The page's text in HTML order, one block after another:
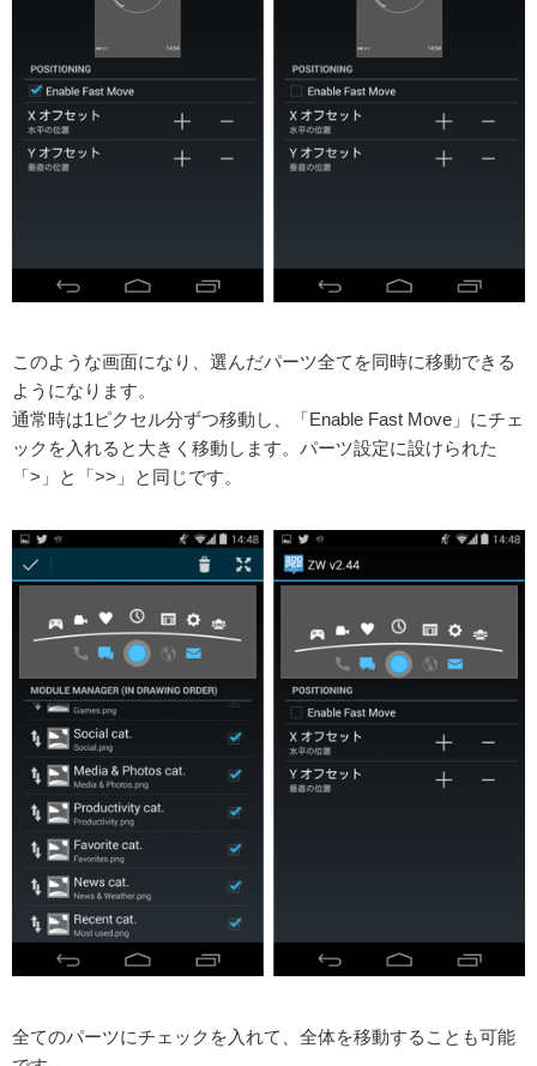
このような画面になり、選んだパーツ全てを同時に移動できる
ようになります。
通常時は1ピクセル分ずつ移動し、「Enable Fast Move」にチェ
ックを入れると大きく移動します。パーツ設定に設けられた
「>」と「>>」と同じです。
全てのパーツにチェックを入れて、全体を移動することも可能